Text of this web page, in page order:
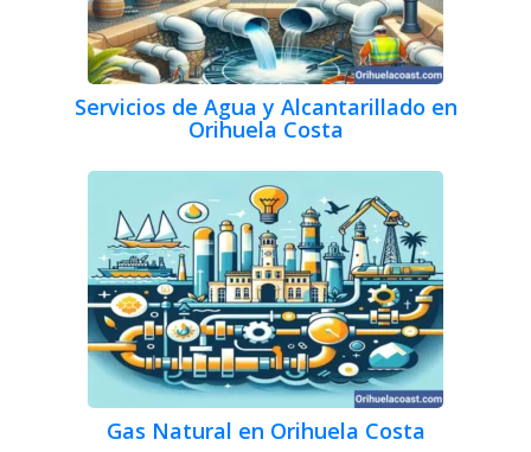
Servicios de Agua y Alcantarillado en
Orihuela Costa
Gas Natural en Orihuela Costa